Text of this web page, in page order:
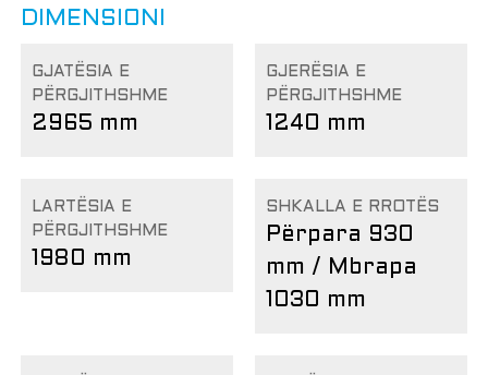
DIMENSIONI
GJATËSIA E
PËRGJITHSHME
2965 mm
GJERËSIA E
PËRGJITHSHME
1240 mm
LARTËSIA E
PËRGJITHSHME
1980 mm
SHKALLA E RROTËS
Përpara 930
mm / Mbrapa
1030 mm